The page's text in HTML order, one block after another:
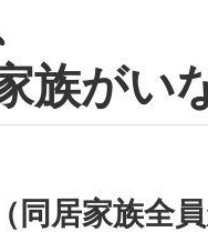
族がい
同居家族全